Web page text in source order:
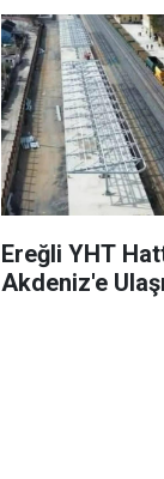
Ereğli YHT
Akdeniz'e